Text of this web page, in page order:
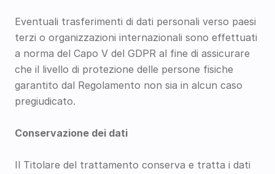
Eventuali trasferimenti di dati personali verso paesi
terzi o organizzazioni internazionali sono effettuati
a norma del Capo V del GDPR al fine di assicurare
che il livello di protezione delle persone fisiche
garantito dal Regolamento non sia in alcun caso
pregiudicato.
Conservazione dei dati
Il Titolare del trattamento conserva e tratta i dati